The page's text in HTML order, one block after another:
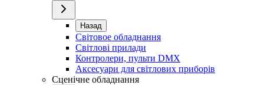
Назад
Світовое обладнання
Світлові прилади
Контролери, пульти DMX
Аксесуари для світлових приборів
Сценічне обладнання